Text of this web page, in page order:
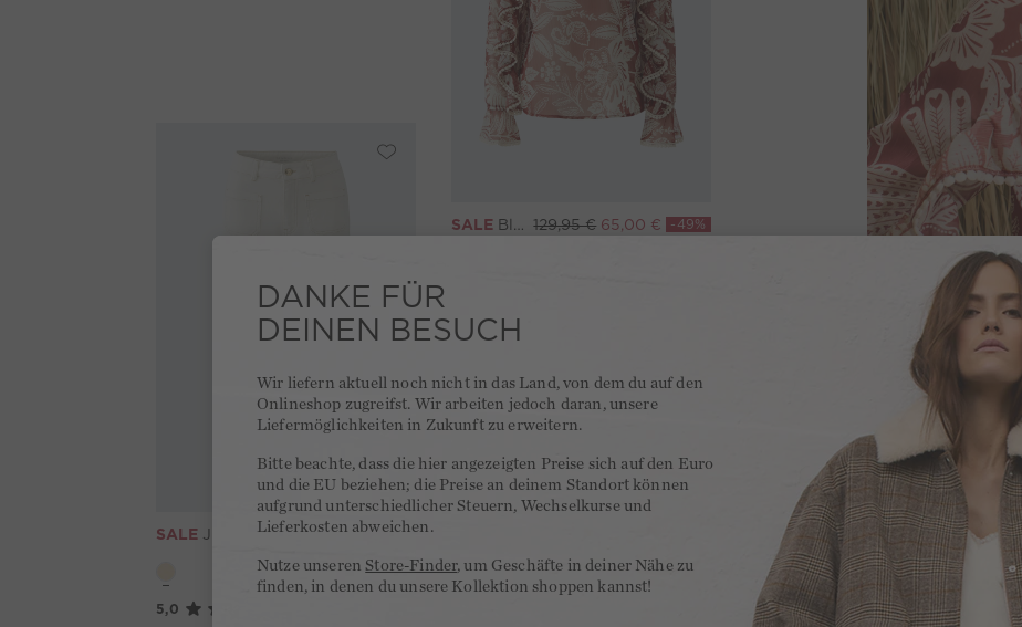
SALE Jeans WIDE LEG - eggnog 129,95 € 65,00 € -49%
5,0
SALE Bluse - red white 129,95 € 65,00 € -49%
DANKE FÜR
DEINEN BESUCH
Wir liefern aktuell noch nicht in das Land, von dem du auf den
Onlineshop zugreifst. Wir arbeiten jedoch daran, unsere
Liefermöglichkeiten in Zukunft zu erweitern.
Bitte beachte, dass die hier angezeigten Preise sich auf den Euro
und die EU beziehen; die Preise an deinem Standort können
aufgrund unterschiedlicher Steuern, Wechselkurse und
Lieferkosten abweichen.
Nutze unseren Store-Finder, um Geschäfte in deiner Nähe zu
finden, in denen du unsere Kollektion shoppen kannst!